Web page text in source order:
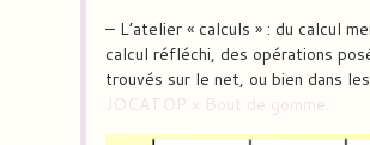
–L’atelier « calculs » : du calcul
calcul réfléchi, des opérations
trouvés sur le net, ou bien dans
JOCATOP x Bout de gomme.